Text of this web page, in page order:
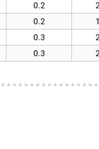
0.2
0.2
0.3
0.3